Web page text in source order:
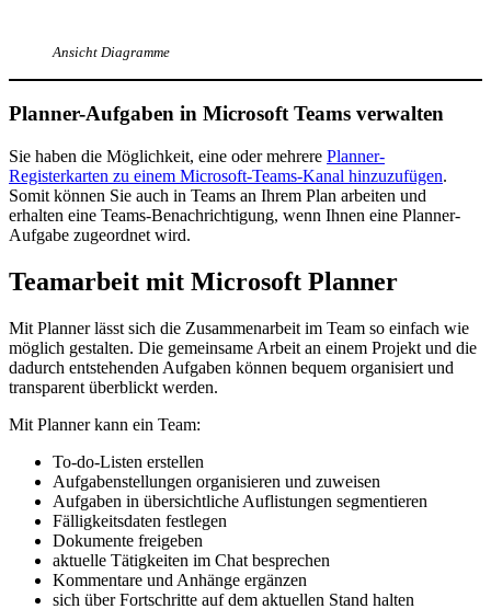
Ansicht Diagramme
Planner-Aufgaben in Microsoft Teams verwalten
Sie haben die Möglichkeit, eine oder mehrere Planner-
Registerkarten zu einem Microsoft-Teams-Kanal hinzuzufügen.
Somit können Sie auch in Teams an Ihrem Plan arbeiten und
erhalten eine Teams-Benachrichtigung, wenn Ihnen eine Planner-
Aufgabe zugeordnet wird.
Teamarbeit mit Microsoft Planner
Mit Planner lässt sich die Zusammenarbeit im Team so einfach wie
möglich gestalten. Die gemeinsame Arbeit an einem Projekt und die
dadurch entstehenden Aufgaben können bequem organisiert und
transparent überblickt werden.
Mit Planner kann ein Team:
To-do-Listen erstellen
Aufgabenstellungen organisieren und zuweisen
Aufgaben in übersichtliche Auflistungen segmentieren
Fälligkeitsdaten festlegen
Dokumente freigeben
aktuelle Tätigkeiten im Chat besprechen
Kommentare und Anhänge ergänzen
sich über Fortschritte auf dem aktuellen Stand halten